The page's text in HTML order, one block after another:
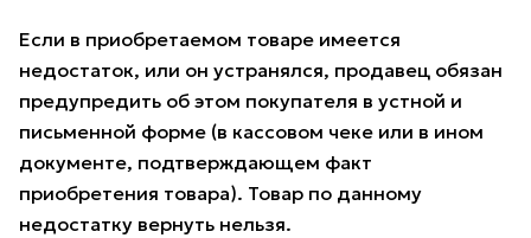
Если в приобретаемом товаре имеется
недостаток, или он устранялся, продавец обязан
предупредить об этом покупателя в устной и
письменной форме (в кассовом чеке или в ином
документе, подтверждающем факт
приобретения товара). Товар по данному
недостатку вернуть нельзя.